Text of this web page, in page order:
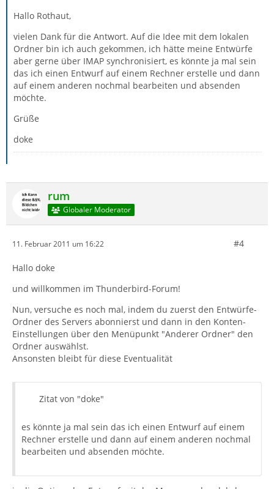
Hallo Rothaut,
vielen Dank für die Antwort. Auf die Idee mit dem lokalen
Ordner bin ich auch gekommen, ich hätte meine Entwürfe
aber gerne über IMAP synchronisiert, es könnte ja mal sein
das ich einen Entwurf auf einem Rechner erstelle und dann
auf einem anderen nochmal bearbeiten und absenden
möchte.
Grüße
doke
rum
Globaler Moderator
11. Februar 2011 um 16:22 #4
Hallo doke
und willkommen im Thunderbird-Forum!
Nun, versuche es noch mal, indem du zuerst den Entwürfe-
Ordner des Servers abonnierst und dann in den Konten-
Einstellungen über den Menüpunkt "Anderer Ordner" den
Ordner auswählst.
Ansonsten bleibt für diese Eventualität
Zitat von "doke"
es könnte ja mal sein das ich einen Entwurf auf einem
Rechner erstelle und dann auf einem anderen nochmal
bearbeiten und absenden möchte.